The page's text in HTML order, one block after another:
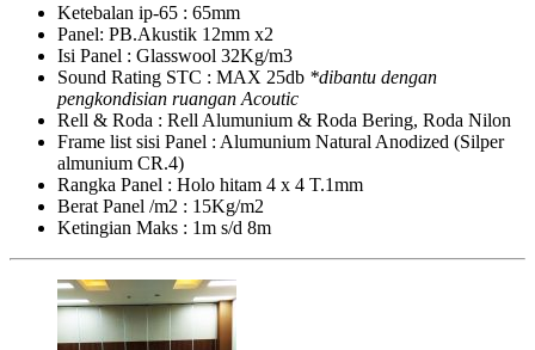
Ketebalan ip-65 : 65mm
Panel: PB.Akustik 12mm x2
Isi Panel : Glasswool 32Kg/m3
Sound Rating STC : MAX 25db *dibantu dengan
pengkondisian ruangan Acoutic
Rell & Roda : Rell Alumunium & Roda Bering, Roda Nilon
Frame list sisi Panel : Alumunium Natural Anodized (Silper
almunium CR.4)
Rangka Panel : Holo hitam 4 x 4 T.1mm
Berat Panel /m2 : 15Kg/m2
Ketingian Maks : 1m s/d 8m